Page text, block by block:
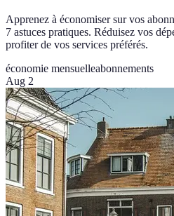
Apprenez à économiser sur vos
7 astuces pratiques. Réduisez vos
profiter de vos services préférés.
économie mensuelleabonnements
Aug 2